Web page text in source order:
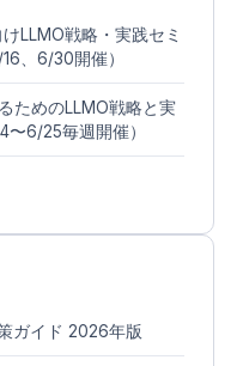
LLMO戦略・実践セミ
、6/30開催）
ためのLLMO戦略と実
6/25毎週開催）
ガイド 2026年版